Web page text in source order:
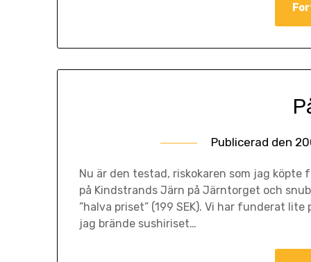
Publicerad den
Nu är den testad, riskokaren som jag
på Kindstrands Järn på Järntorget och
”halva priset” (199 SEK). Vi har funderat
jag brände sushiriset…